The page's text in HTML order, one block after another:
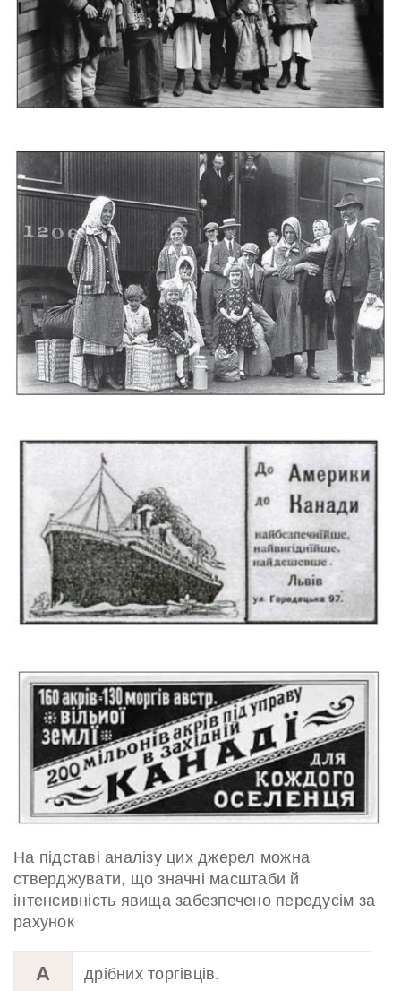
На підставі аналізу цих джерел можна
стверджувати, що значні масштаби й
інтенсивність явища забезпечено передусім за
рахунок
А дрібних торгівців.